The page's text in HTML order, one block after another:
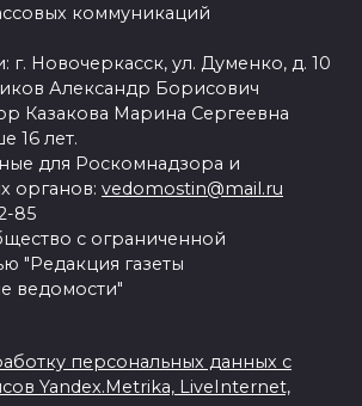
коммуникаций
Новочеркасск, ул. Думенко, д. 10
Александр Борисович
Казакова Марина Сергеевна
16 лет.
для Роскомнадзора и
органов: vedomostin@mail.ru
85
с ограниченной
"Редакция газеты
ведомости"
персональных данных с
Yandex.Metrika, LiveInternet,